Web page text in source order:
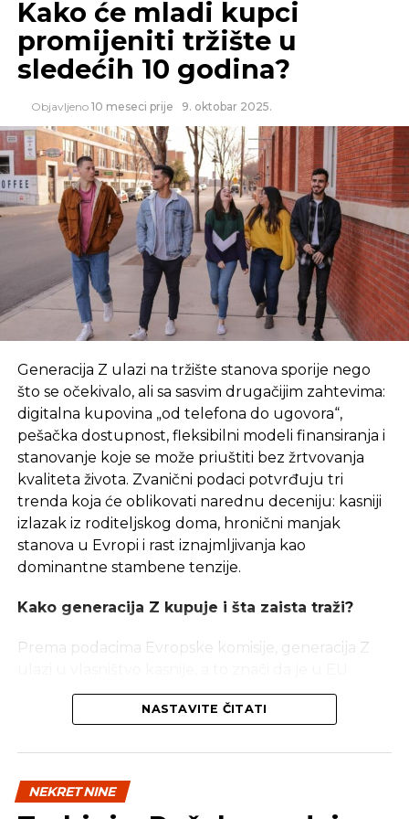
Podovi u stanovima su od vrhunskog troslojnog,
prefabrikovanog hrastovog parketa sa MDF parket
lajsnom, a u kuhinji i kupatilima su visokokvalitetne
keramičke pločice, te na terasama protiv klizna
keramika.
U kupatilima se radi spušteni plafon, ugrađuje se
sanitarija najpoznatijih svjetskih brendova, te
ugradbeni elementi. Ulazna vrata u stanove
su protivprovalna vrata visokog kvaliteta.
Unutrašnja vrata – štokovi od punog drveta, krilo
vrata od medijapana lakirana bijelom bojom u tri
sloja. Zasebna ventilacija svakog stana. Ograda na
balkonima – kovana ručne izrade, kažu Investitori.
REKLAMA
sve informacije se mogu dobiti na telefon
00387 65 224 657.
Pogledajte kompletnu ponudu stanova na
www.stanovitrebinje.com
Kako će mladi kupci
promijeniti tržište u
sledećih 10 godina?
Objavljeno 10 meseci prije 9. oktobar 2025.
Generacija Z ulazi na tržište stanova sporije nego
što se očekivalo, ali sa sasvim drugačijim zahtevima:
digitalna kupovina „od telefona do ugovora“,
pešačka dostupnost, fleksibilni modeli finansiranja i
stanovanje koje se može priuštiti bez žrtvovanja
kvaliteta života. Zvanični podaci potvrđuju tri
trenda koja će oblikovati narednu deceniju: kasniji
izlazak iz roditeljskog doma, hronični manjak
stanova u Evropi i rast iznajmljivanja kao
dominantne stambene tenzije.
Kako generacija Z kupuje i šta zaista traži?
Prema podacima Evropske komisije, generacija Z
prosečna starost napuštanja roditeljskog doma
2023. iznosila 26,3 godine, sa velikim razlikama po
produžava period najma, pogotovo u gradovima sa
skučenom ponudom.
NASTAVITE ČITATI
NEKRETNINE